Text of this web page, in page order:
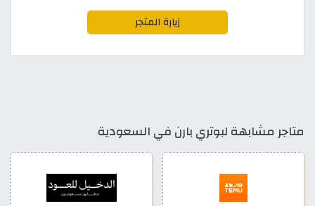
زيارة المتجر
متاجر مشابهة لبوتري بارن في السعودية